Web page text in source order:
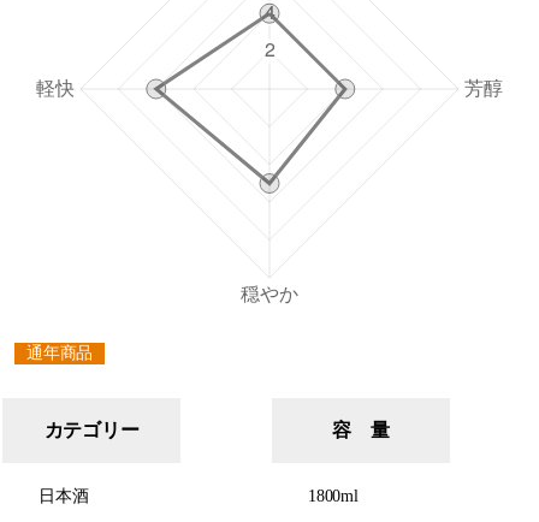
通年商品
カテゴリー
日本酒
容 量
1800ml